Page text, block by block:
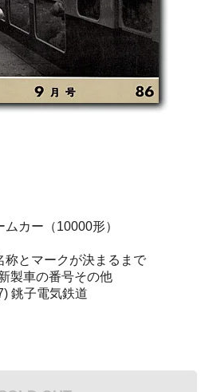
カー（10000形）
称とマークが決まるまで
製車の番号その他
銚子電気鉄道